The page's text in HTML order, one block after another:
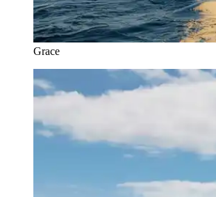
Grace